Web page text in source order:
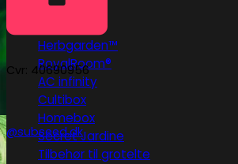
Herbgarden™
RoyalRoom®
AC infinity
Cultibox
Homebox
Secret Jardine
Tilbehør til grotelte
Cvr: 40690956
@subseed.dk